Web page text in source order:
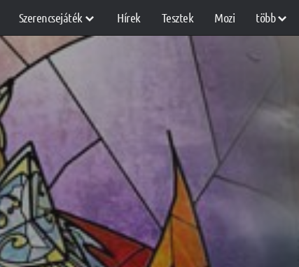
Szerencsejáték Hírek Tesztek Mozi több